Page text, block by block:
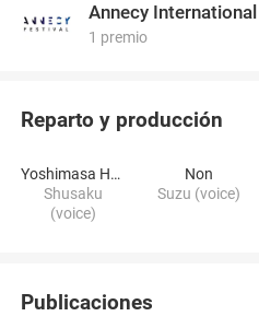
Annecy
1 premio
Reparto y producción
Yoshimasa Hosoya
Shusaku
(voice)
Non
Suzu (voice)
Publicaciones